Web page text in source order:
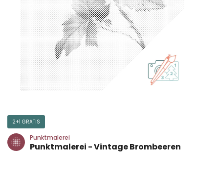
2+1 GRATIS
Punktmalerei
Punktmalerei - Vintage Brombeeren